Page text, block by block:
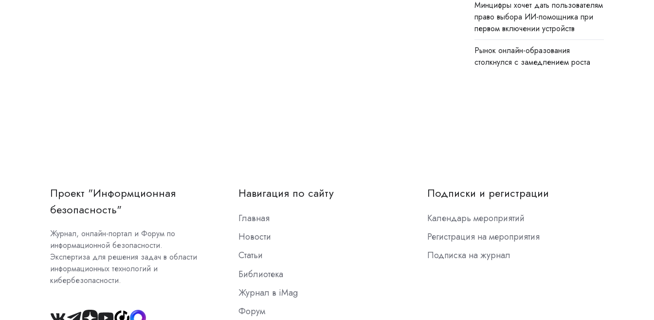
Минцифры хочет дать пользователям
право выбора ИИ-помощника при
первом включении устройств
Рынок онлайн-образования
столкнулся с замедлением роста
Проект "Информционная
безопасность"
Журнал, онлайн-портал и Форум по
информационной безопасности.
Экспертиза для решения задач в области
информационных технологий и
кибербезопасности.
Навигация по сайту
Главная
Новости
Статьи
Библиотека
Журнал в iMag
Форум
Подписки и регистрации
Календарь мероприятий
Регистрация на мероприятия
Подписка на журнал